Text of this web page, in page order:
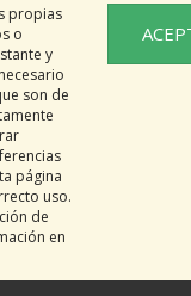
propias
o
y
son de
página
uso.
de
en